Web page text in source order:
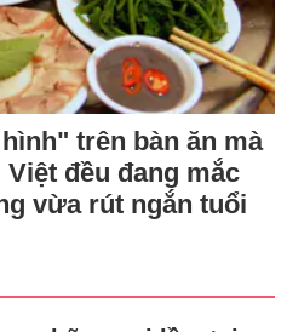
trên bàn ăn mà
đều đang mắc
vừa rút ngắn tuổi